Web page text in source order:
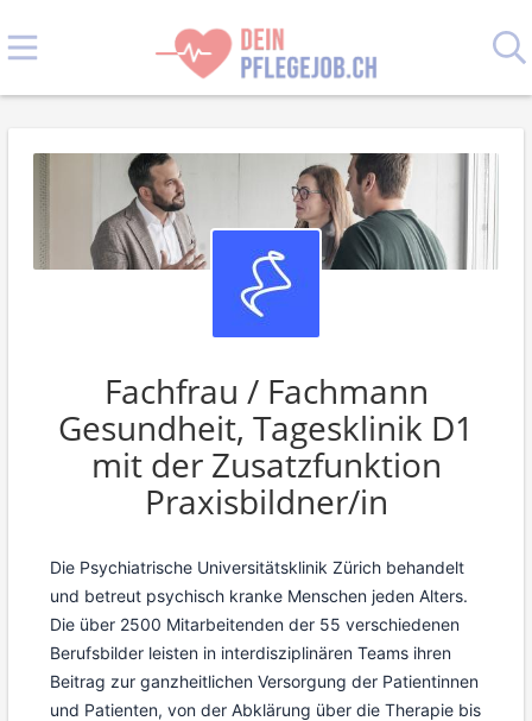
Fachfrau / Fachmann
Gesundheit, Tagesklinik D1
mit der Zusatzfunktion
Praxisbildner/in
Die Psychiatrische Universitätsklinik Zürich behandelt
und betreut psychisch kranke Menschen jeden Alters.
Die über 2500 Mitarbeitenden der 55 verschiedenen
Berufsbilder leisten in interdisziplinären Teams ihren
Beitrag zur ganzheitlichen Versorgung der Patientinnen
und Patienten, von der Abklärung über die Therapie bis